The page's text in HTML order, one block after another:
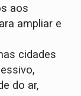
aos
ampliar e
cidades
do ar,